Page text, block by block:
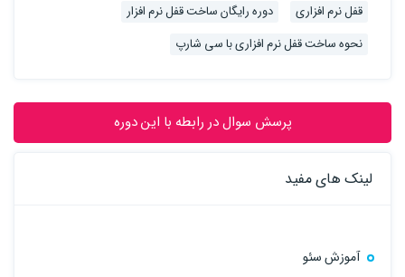
قفل نرم افزاری
دوره رایگان ساخت قفل نرم افزار
نحوه ساخت قفل نرم افزاری با سی شارپ
پرسش سوال در رابطه با این دوره
لینک های مفید
آموزش سئو